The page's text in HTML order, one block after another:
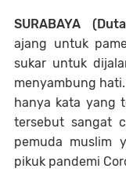
SURABAYA
ajang untuk
sukar untuk
menyambung
hanya kata yang
tersebut sangat
pemuda muslim
pikuk pandemi